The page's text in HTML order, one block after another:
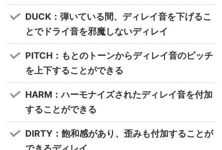
DUCK：弾いている間、ディレイ音を下げるこ
とでドライ音を邪魔しないディレイ
PITCH：もとのトーンからディレイ音のピッチ
を上下することができる
HARM：ハーモナイズされたディレイ音を付加
することができる
DIRTY：飽和感があり、歪みも付加することが